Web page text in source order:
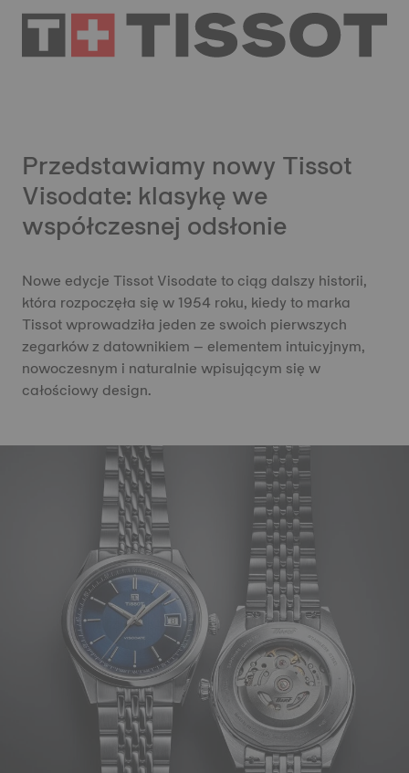
Przedstawiamy nowy Tissot
Visodate: klasykę we
współczesnej odsłonie
Nowe edycje Tissot Visodate to ciąg dalszy historii,
która rozpoczęła się w 1954 roku, kiedy to marka
Tissot wprowadziła jeden ze swoich pierwszych
zegarków z datownikiem – elementem intuicyjnym,
nowoczesnym i naturalnie wpisującym się w
całościowy design.